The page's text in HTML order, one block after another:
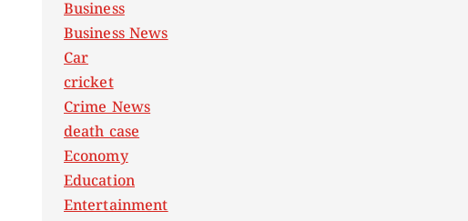
Business
Business News
Car
cricket
Crime News
death case
Economy
Education
Entertainment